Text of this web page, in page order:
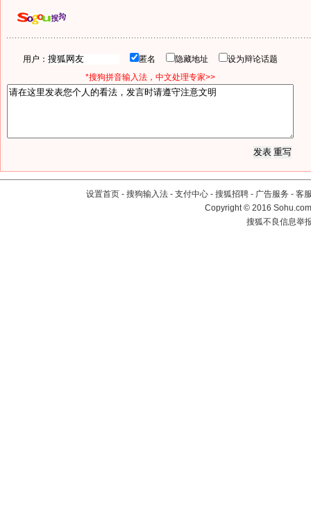
用户： 匿名 隐藏地址
设为辩论话题
*搜狗拼音输入法，中文处理专家>>
设置首页 - 搜狗输入法 - 支付中心 - 搜狐招聘 - 广告服务 - 客
Copyright©2016
搜狐不良信息举